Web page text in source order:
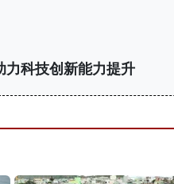
力科技创新能力提升